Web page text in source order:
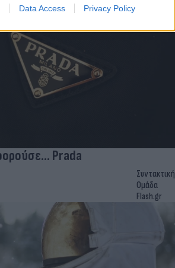
Data Access Privacy Policy
Prada
Συντακτική
Ομάδα
Flash.gr